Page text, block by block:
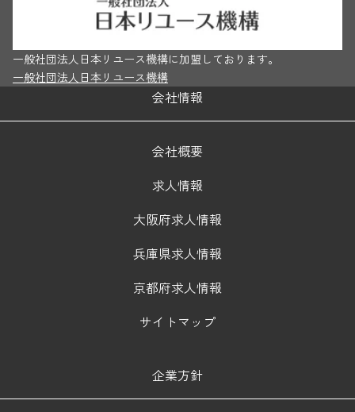
一般社団法人日本リユース機構に加盟しております。
一般社団法人日本リユース機構
会社情報
会社概要
求人情報
大阪府求人情報
兵庫県求人情報
京都府求人情報
サイトマップ
企業方針